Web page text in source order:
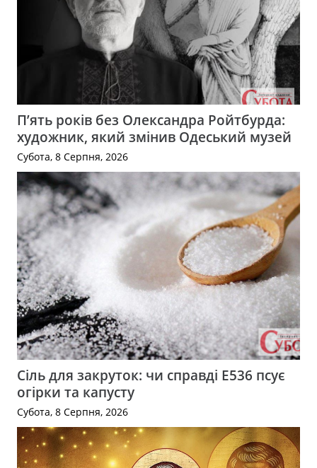
П’ять років без Олександра Ройтбурда:
художник, який змінив Одеський музей
Субота, 8 Серпня, 2026
Сіль для закруток: чи справді Е536 псує
огірки та капусту
Субота, 8 Серпня, 2026